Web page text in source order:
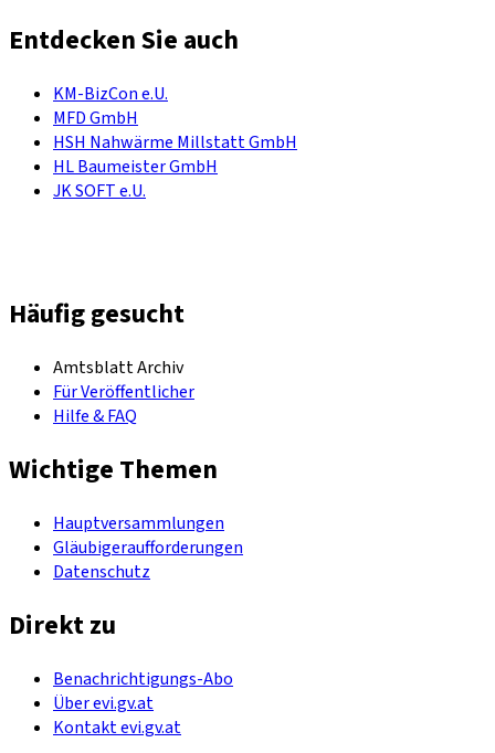
Entdecken Sie auch
KM-BizCon e.U.
MFD GmbH
HSH Nahwärme Millstatt GmbH
HL Baumeister GmbH
JK SOFT e.U.
Häufig gesucht
Amtsblatt Archiv
Für Veröffentlicher
Hilfe & FAQ
Wichtige Themen
Hauptversammlungen
Gläubigeraufforderungen
Datenschutz
Direkt zu
Benachrichtigungs-Abo
Über evi.gv.at
Kontakt evi.gv.at